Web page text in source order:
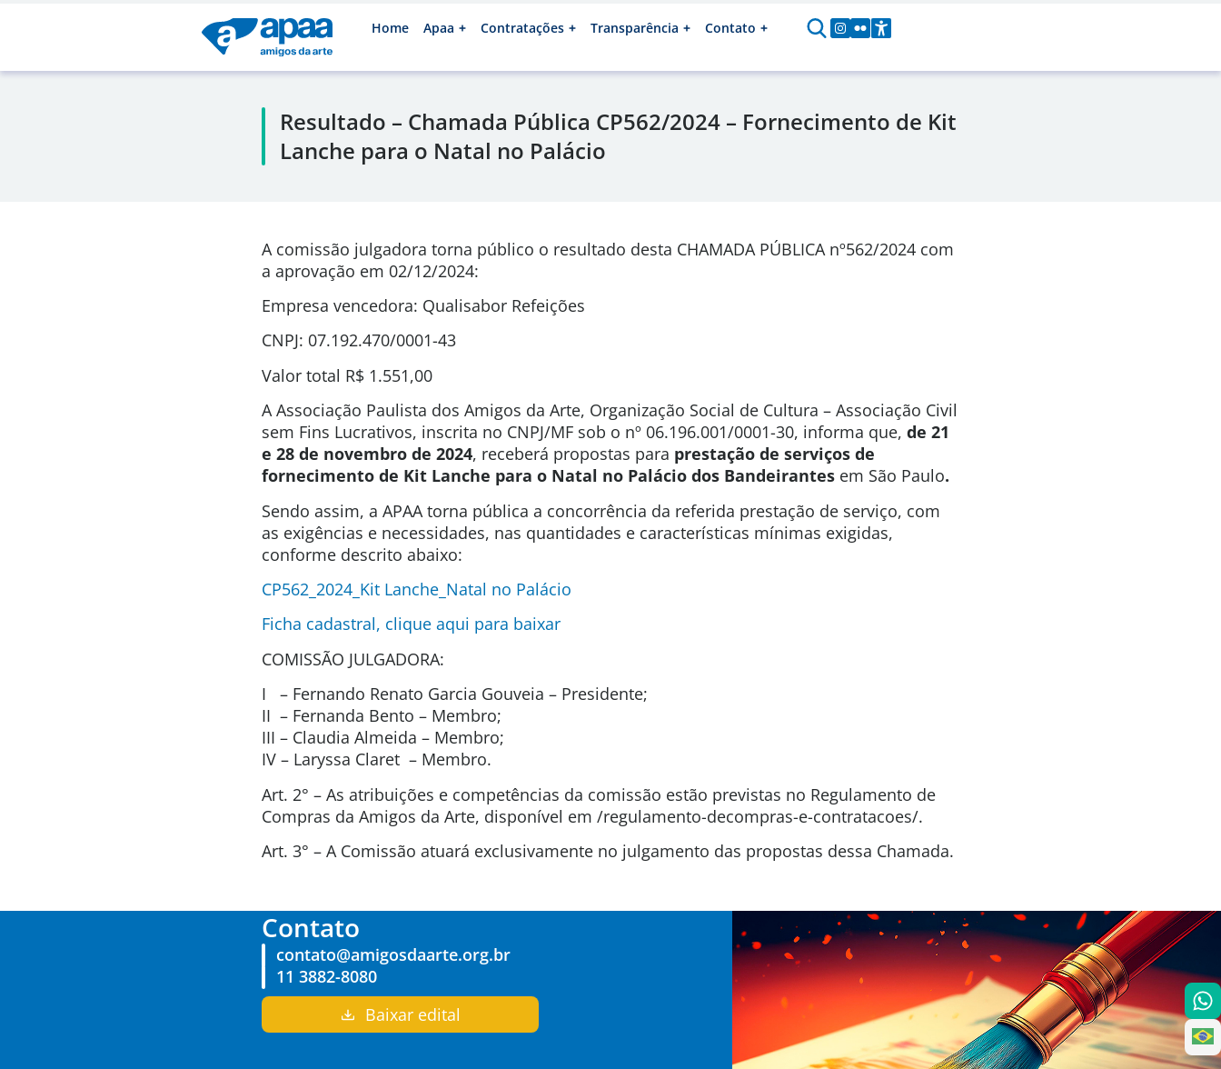
Home Apaa Contratações Transparência Contato
Resultado – Chamada Pública CP562/2024 – Fornecimento de Kit
Lanche para o Natal no Palácio
A comissão julgadora torna público o resultado desta CHAMADA PÚBLICA nº562/2024 com
a aprovação em 02/12/2024:
Empresa vencedora: Qualisabor Refeições
CNPJ: 07.192.470/0001-43
Valor total R$ 1.551,00
A Associação Paulista dos Amigos da Arte, Organização Social de Cultura – Associação Civil
sem Fins Lucrativos, inscrita no CNPJ/MF sob o nº 06.196.001/0001-30, informa que, de 21
e 28 de novembro de 2024, receberá propostas para prestação de serviços de
fornecimento de Kit Lanche para o Natal no Palácio dos Bandeirantes em São Paulo.
Sendo assim, a APAA torna pública a concorrência da referida prestação de serviço, com
as exigências e necessidades, nas quantidades e características mínimas exigidas,
conforme descrito abaixo:
CP562_2024_Kit Lanche_Natal no Palácio
Ficha cadastral, clique aqui para baixar
COMISSÃO JULGADORA:
I – Fernando Renato Garcia Gouveia – Presidente;
II – Fernanda Bento – Membro;
III – Claudia Almeida – Membro;
IV – Laryssa Claret – Membro.
Art. 2° – As atribuições e competências da comissão estão previstas no Regulamento de
Compras da Amigos da Arte, disponível em /regulamento-decompras-e-contratacoes/.
Art. 3° – A Comissão atuará exclusivamente no julgamento das propostas dessa Chamada.
Contato
contato@amigosdaarte.org.br
11 3882-8080
Baixar edital